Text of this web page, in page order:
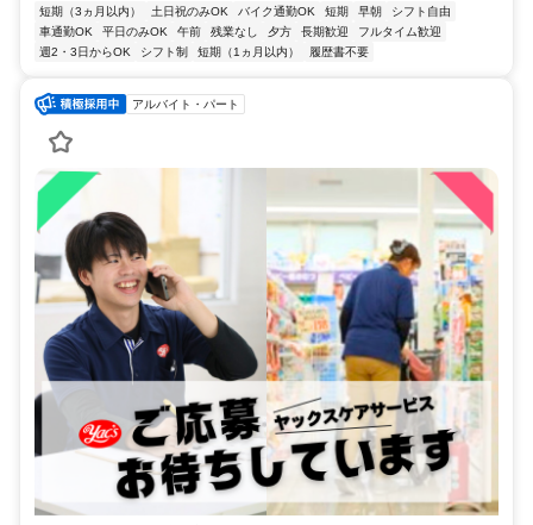
短期（3ヵ月以内） 土日祝のみOK バイク通勤OK 短期 早朝
シフト自由
車通勤OK
平日のみOK 午前 残業なし 夕方 長期歓迎
フルタイム歓迎
週2・3日からOK
シフト制 短期（1ヵ月以内） 履歴書不要
アルバイト・パート